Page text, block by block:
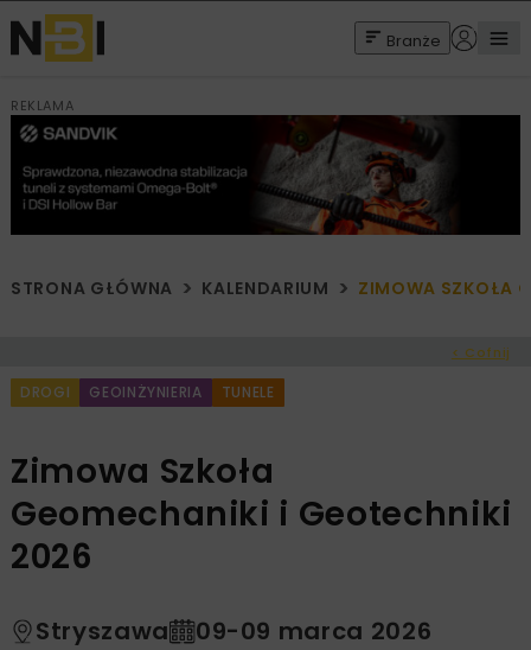
Branże
REKLAMA
STRONA GŁÓWNA KALENDARIUM ZIMOWA SZKOŁA
< Cofnij
DROGI GEOINŻYNIERIA TUNELE
Zimowa Szkoła
Geomechaniki i Geotechniki
2026
Stryszawa 09-09 marca 2026